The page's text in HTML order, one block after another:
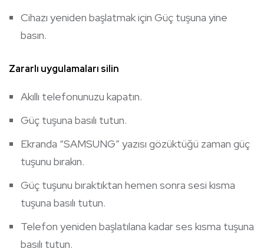
Cihazı yeniden başlatmak için Güç tuşuna yine
basın.
Zararlı uygulamaları silin
Akıllı telefonunuzu kapatın.
Güç tuşuna basılı tutun.
Ekranda “SAMSUNG” yazısı gözüktüğü zaman güç
tuşunu bırakın.
Güç tuşunu bıraktıktan hemen sonra sesi kısma
tuşuna basılı tutun.
Telefon yeniden başlatılana kadar ses kısma tuşuna
basılı tutun.